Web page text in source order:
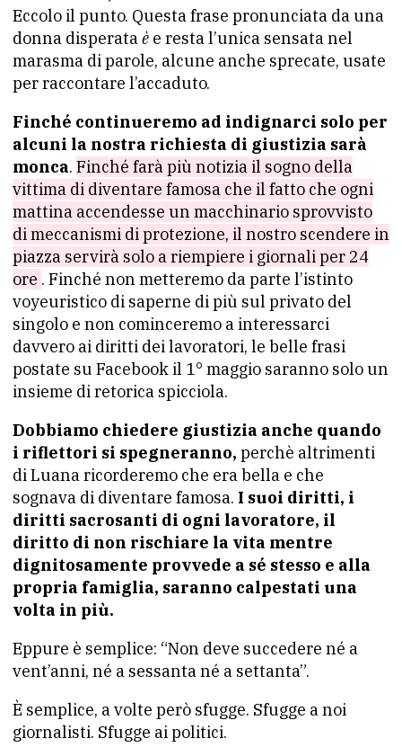
Eccolo il punto. Questa frase pronunciata da una
donna disperataè e resta l’unica sensata nel
marasma di parole, alcune anche sprecate, usate
per raccontare l’accaduto.
Finché continueremo ad indignarci solo per
alcuni la nostra richiesta di giustizia sarà
monca. Finché farà più notizia il sogno della
vittima di diventare famosa che il fatto che ogni
mattina accendesse un macchinario sprovvisto
di meccanismi di protezione, il nostro scendere in
piazza servirà solo a riempiere i giornali per 24
ore . Finché non metteremo da parte l’istinto
voyeuristico di saperne di più sul privato del
singolo e non cominceremo a interessarci
davvero ai diritti dei lavoratori, le belle frasi
postate su Facebook il 1° maggio saranno solo un
insieme di retorica spicciola.
Dobbiamo chiedere giustizia anche quando
i riflettori si spegneranno, perchè altrimenti
di Luana ricorderemo che era bella e che
sognava di diventare famosa. I suoi diritti, i
diritti sacrosanti di ogni lavoratore, il
diritto di non rischiare la vita mentre
dignitosamente provvede a sé stesso e alla
propria famiglia, saranno calpestati una
volta in più.
Eppure è semplice: “Non deve succedere né a
vent’anni, né a sessanta né a settanta”.
È semplice, a volte però sfugge. Sfugge a noi
giornalisti. Sfugge ai politici.